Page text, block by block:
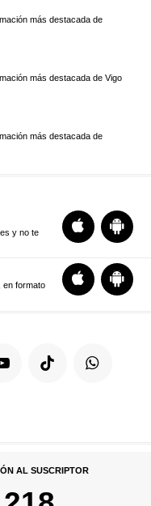
más destacada de
más destacada de Vigo
más destacada de
y no te
en formato
AL SUSCRIPTOR